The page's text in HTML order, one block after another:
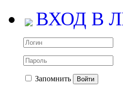
ВХОД В
Запомнить Войти